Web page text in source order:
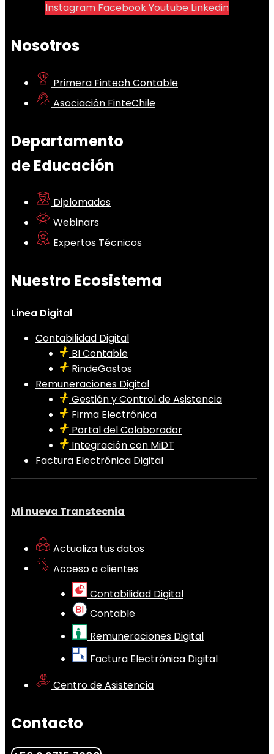
Instagram FacebookYoutube Linkedin
Nosotros
Primera Fintech Contable
Asociación FinteChile
Departamento
de Educación
Diplomados
Webinars
Expertos Técnicos
Nuestro Ecosistema
Linea Digital
Contabilidad Digital
BI Contable
RindeGastos
Remuneraciones Digital
Gestión y Control de Asistencia
Firma Electrónica
Portal del Colaborador
Integración con MiDT
Factura Electrónica Digital
Mi nueva Transtecnia
Actualiza tus datos
Acceso a clientes
Contabilidad Digital
Contable
Remuneraciones Digital
Factura Electrónica Digital
Centro de Asistencia
Contacto